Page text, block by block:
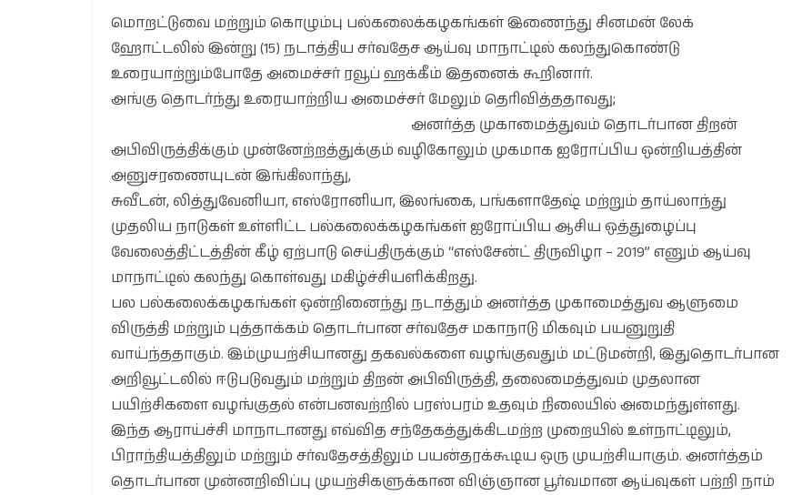
மொறட்டுவை மற்றும் கொழும்பு பல்கலைக்கழகங்கள் இணைந்து சினமன் லேக்
ஹோட்டலில் இன்று (15) நடாத்திய சர்வதேச ஆய்வு மாநாட்டில் கலந்துகொண்டு
உரையாற்றும்போதே அமைச்சர் ரவூப் ஹக்கீம் இதனைக் கூறினார்.
அங்கு தொடர்ந்து உரையாற்றிய அமைச்சர் மேலும் தெரிவித்ததாவது;
அனர்த்த முகாமைத்துவம் தொடர்பான திறன்
அபிவிருத்திக்கும் முன்னேற்றத்துக்கும் வழிகோலும் முகமாக ஐரோப்பிய ஒன்றியத்தின்
அனுசரணையுடன் இங்கிலாந்து,
சுவீடன், லித்துவேனியா, எஸ்ரோனியா, இலங்கை, பங்களாதேஷ் மற்றும் தாய்லாந்து
முதலிய நாடுகள் உள்ளிட்ட பல்கலைக்கழகங்கள் ஐரோப்பிய ஆசிய ஒத்துழைப்பு
வேலைத்திட்டத்தின் கீழ் ஏற்பாடு செய்திருக்கும் “எஸ்சேன்ட் திருவிழா – 2019” எனும் ஆய்வு
மாநாட்டில் கலந்து கொள்வது மகிழ்ச்சியளிக்கிறது.
பல பல்கலைக்கழகங்கள் ஒன்றினைந்து நடாத்தும் அனர்த்த முகாமைத்துவ ஆளுமை
விருத்தி மற்றும் புத்தாக்கம் தொடர்பான சர்வதேச மகாநாடு மிகவும் பயனுறுதி
வாய்ந்ததாகும். இம்முயற்சியானது தகவல்களை வழங்குவதும் மட்டுமன்றி, இதுதொடர்பான
அறிவூட்டலில் ஈடுபடுவதும் மற்றும் திறன் அபிவிருத்தி, தலைமைத்துவம் முதலான
பயிற்சிகளை வழங்குதல் என்பனவற்றில் பரஸ்பரம் உதவும் நிலையில் அமைந்துள்ளது.
இந்த ஆராய்ச்சி மாநாடானது எவ்வித சந்தேகத்துக்கிடமற்ற முறையில் உள்நாட்டிலும்,
பிராந்தியத்திலும் மற்றும் சர்வதேசத்திலும் பயன்தரக்கூடிய ஒரு முயற்சியாகும். அனர்த்தம்
தொடர்பான முன்னறிவிப்பு முயற்சிகளுக்கான விஞ்ஞான பூர்வமான ஆய்வுகள் பற்றி நாம்